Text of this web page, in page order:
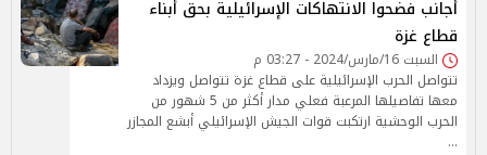
أجانب فضحوا الانتهاكات الإسرائيلية بحق أبناء
قطاع غزة
السبت 16/مارس/2024 - 03:27 م
تتواصل الحرب الإسرائيلية على قطاع غزة تتواصل ويزداد
معها تفاصيلها المرعبة فعلي مدار أكثر من 5 شهور من
الحرب الوحشية ارتكبت قوات الجيش الإسرائيلي أبشع المجازر
…